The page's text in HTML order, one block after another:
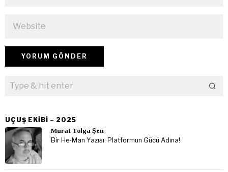
UÇUŞ EKIBI – 2025
Murat Tolga Şen
Bir He-Man Yazısı: Platformun Gücü Adına!